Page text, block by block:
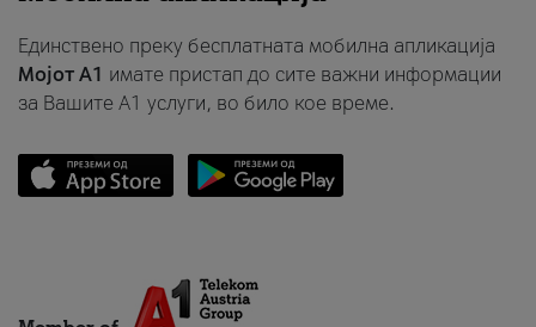
Единствено преку бесплатната мобилна апликација
Мојот A1 имате пристап до сите важни информации
за Вашите A1 услуги, во било кое време.